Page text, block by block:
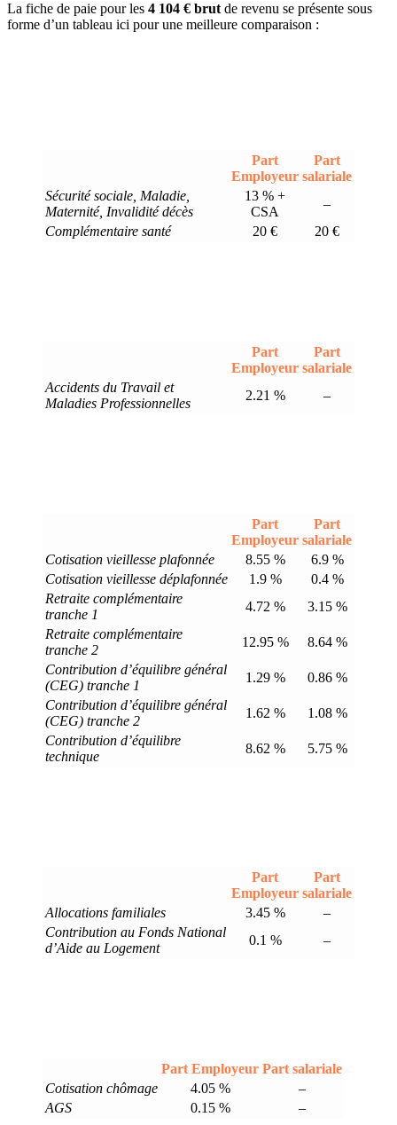
La fiche de paie pour les 4 104 € brut de revenu se présente sous
forme d’un tableau ici pour une meilleure comparaison :
Part
Employeur
Part
salariale
Sécurité sociale, Maladie,
Maternité, Invalidité décès
13 % +
CSA
–
Complémentaire santé
20 € 20 €
Part
Employeur
Part
salariale
Accidents du Travail et
Maladies Professionnelles
2.21 % –
Part
Employeur
Part
salariale
Cotisation vieillesse plafonnée
8.55 %
6.9 %
Cotisation vieillesse déplafonnée
1.9 %
0.4 %
Retraite complémentaire
tranche 1
4.72 %
3.15 %
Retraite complémentaire
tranche 2
12.95 %
8.64 %
Contribution d’équilibre général
(CEG) tranche 1
1.29 %
0.86 %
Contribution d’équilibre général
(CEG) tranche 2
1.62 %
1.08 %
Contribution d’équilibre
technique
8.62 % 5.75 %
Part
Employeur
Part
salariale
Allocations familiales
3.45 %
–
Contribution au Fonds National
d’Aide au Logement
0.1 % –
Part Employeur Part salariale
Cotisation chômage
4.05 %
–
AGS
0.15 % –